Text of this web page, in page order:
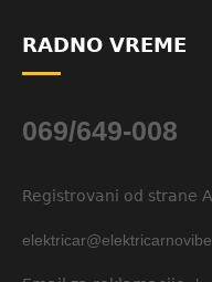
RADNO VREME
069/649-008
Registrovani od strane